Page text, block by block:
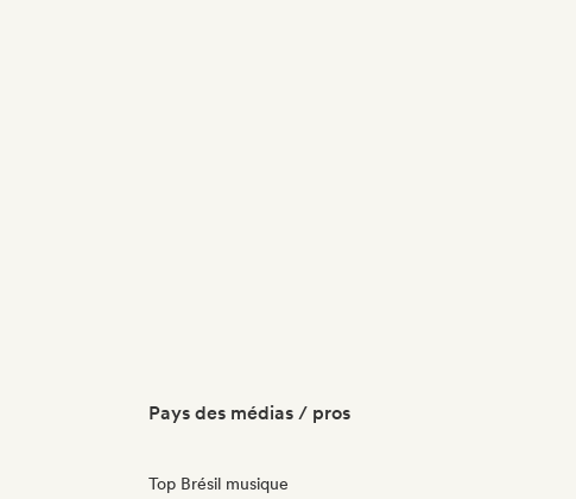
Pays des médias / pros
Top Brésil musique